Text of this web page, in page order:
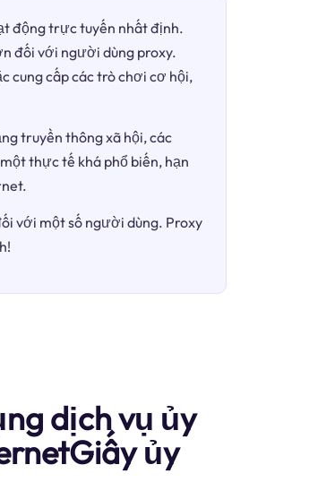
động trực tuyến nhất định.
đối với người dùng proxy.
cung cấp các trò chơi cơ hội,
truyền thông xã hội, các
thực tế khá phổ biến, hạn
với một số người dùng. Proxy
dịch vụ ủy
ủy